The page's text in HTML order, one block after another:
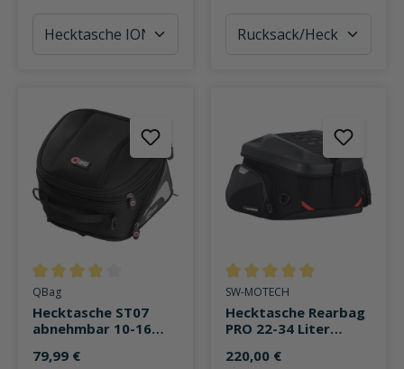
Durchschnittliche Bewertung von 4 von 5 Sternen
QBag
Hecktasche ST07
abnehmbar 10-16
79,99 €
Durchschnittliche Bewertung
SW-MOTECH
Hecktasche Rearbag
PRO 22-34 Liter
220,00 €